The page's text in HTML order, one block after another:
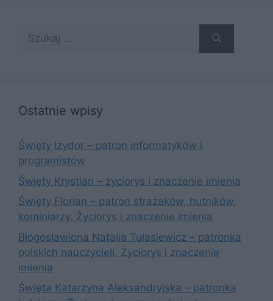
Ostatnie wpisy
Święty Izydor – patron informatyków i
programistów
Święty Krystian – życiorys i znaczenie imienia
Święty Florian – patron strażaków, hutników,
kominiarzy. Życiorys i znaczenie imienia
Błogosławiona Natalia Tułasiewicz – patronka
polskich nauczycieli. Życiorys i znaczenie
imienia
Święta Katarzyna Aleksandryjska – patronka